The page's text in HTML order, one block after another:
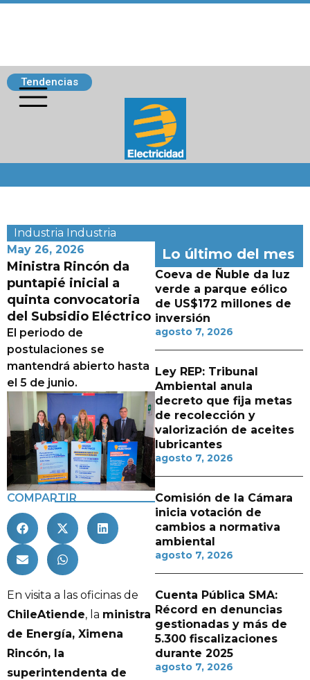
Tendencias
Industria Industria
May 26, 2026
Ministra Rincón da
puntapié inicial a
quinta convocatoria
del Subsidio Eléctrico
El periodo de
postulaciones se
mantendrá abierto hasta
el 5 de junio.
COMPARTIR
En visita a las oficinas de
ChileAtiende, la ministra
de Energía, Ximena
Rincón, la
superintendenta de
Lo último del mes
Coeva de Ñuble da luz
verde a parque eólico
de US$172 millones de
inversión
agosto 7, 2026
Ley REP: Tribunal
Ambiental anula
decreto que fija metas
de recolección y
valorización de aceites
lubricantes
agosto 7, 2026
Comisión de la Cámara
inicia votación de
cambios a normativa
ambiental
agosto 7, 2026
Cuenta Pública SMA:
Récord en denuncias
gestionadas y más de
5.300 fiscalizaciones
durante 2025
agosto 7, 2026